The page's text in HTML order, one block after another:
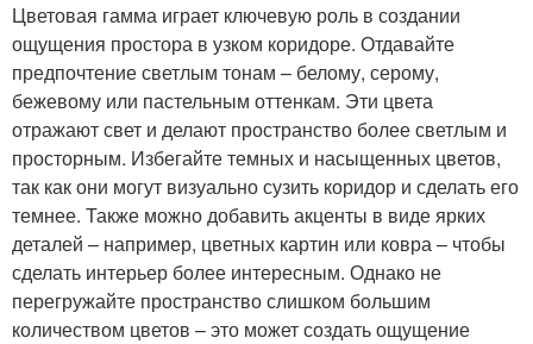
Цветовая гамма играет ключевую роль в создании
ощущения простора в узком коридоре. Отдавайте
предпочтение светлым тонам – белому, серому,
бежевому или пастельным оттенкам. Эти цвета
отражают свет и делают пространство более светлым и
просторным. Избегайте темных и насыщенных цветов,
так как они могут визуально сузить коридор и сделать его
темнее. Также можно добавить акценты в виде ярких
деталей – например, цветных картин или ковра – чтобы
сделать интерьер более интересным. Однако не
перегружайте пространство слишком большим
количеством цветов – это может создать ощущение